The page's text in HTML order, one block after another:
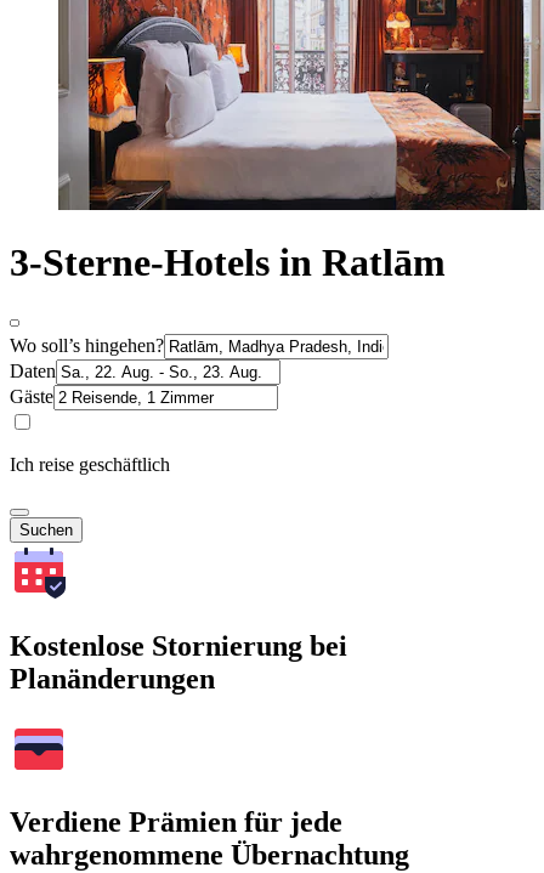
3-Sterne-Hotels in Ratlām
Wo soll’s hingehen?
Daten
Gäste
Ich reise geschäftlich
Suchen
Kostenlose Stornierung bei
Planänderungen
Verdiene Prämien für jede
wahrgenommene Übernachtung